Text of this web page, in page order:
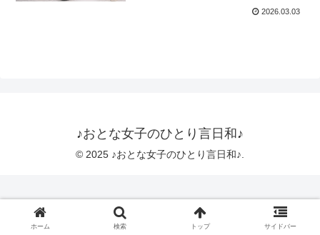
2026.03.03
♪おとな女子のひとり言日和♪
© 2025 ♪おとな女子のひとり言日和♪.
ホーム 検索 トップ サイドバー